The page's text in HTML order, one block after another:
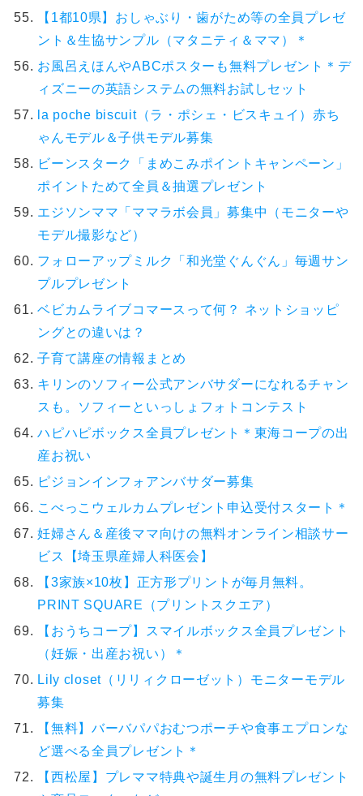
【1都10県】おしゃぶり・歯がため等の全員プレゼ
ント＆生協サンプル（マタニティ＆ママ）＊
お風呂えほんやABCポスターも無料プレゼント＊デ
ィズニーの英語システムの無料お試しセット
la poche biscuit（ラ・ポシェ・ビスキュイ）赤ち
ゃんモデル＆子供モデル募集
ビーンスターク「まめこみポイントキャンペーン」
ポイントためて全員＆抽選プレゼント
エジソンママ「ママラボ会員」募集中（モニターや
モデル撮影など）
フォローアップミルク「和光堂ぐんぐん」毎週サン
プルプレゼント
ベビカムライブコマースって何？ ネットショッピ
ングとの違いは？
子育て講座の情報まとめ
キリンのソフィー公式アンバサダーになれるチャン
スも。ソフィーといっしょフォトコンテスト
ハピハピボックス全員プレゼント＊東海コープの出
産お祝い
ピジョンインフォアンバサダー募集
こべっこウェルカムプレゼント申込受付スタート＊
妊婦さん＆産後ママ向けの無料オンライン相談サー
ビス【埼玉県産婦人科医会】
【3家族×10枚】正方形プリントが毎月無料。
PRINT SQUARE（プリントスクエア）
【おうちコープ】スマイルボックス全員プレゼント
（妊娠・出産お祝い）＊
Lily closet（リリィクローゼット）モニターモデル
募集
【無料】バーバパパおむつポーチや食事エプロンな
ど選べる全員プレゼント＊
【西松屋】プレママ特典や誕生月の無料プレゼント